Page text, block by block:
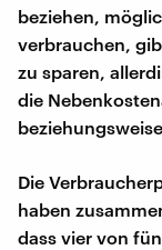
beziehen,
verbrauchen,
zu sparen,
die
Die
haben
dass vier von